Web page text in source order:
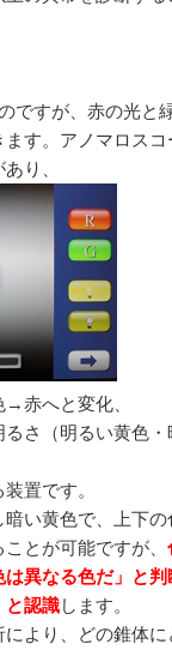
ですが、赤の光と
ます。アノマロス
り、
赤へと変化、
るさ（明るい黄色
置です。
い黄色で、上下の
とが可能ですが、
は異なる色だ」と判
と認識します。
より、どの錐体